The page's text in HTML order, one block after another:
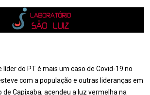
líder do PT é mais um caso de Covid-19 no
com a população e outras lideranças em
de Capixaba, acendeu a luz vermelha na